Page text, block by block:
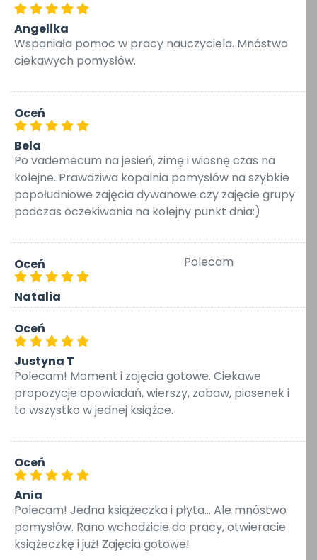
Angelika
Wspaniała pomoc w pracy nauczyciela. Mnóstwo
ciekawych pomysłów.
Oceń
Bela
Po vademecum na jesień, zimę i wiosnę czas na
kolejne. Prawdziwa kopalnia pomysłów na szybkie
popołudniowe zajęcia dywanowe czy zajęcie grupy
podczas oczekiwania na kolejny punkt dnia:)
Oceń
Natalia
Polecam
Oceń
Justyna T
Polecam! Moment i zajęcia gotowe. Ciekawe
propozycje opowiadań, wierszy, zabaw, piosenek i
to wszystko w jednej książce.
Oceń
Ania
Polecam! Jedna książeczka i płyta... Ale mnóstwo
pomysłów. Rano wchodzicie do pracy, otwieracie
książeczkę i już! Zajęcia gotowe!